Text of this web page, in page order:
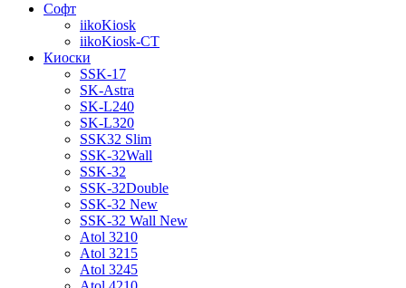
Софт
iikoKiosk
iikoKiosk-CT
Киоски
SSK-17
SK-Astra
SK-L240
SK-L320
SSK32 Slim
SSK-32Wall
SSK-32
SSK-32Double
SSK-32 New
SSK-32 Wall New
Atol 3210
Atol 3215
Atol 3245